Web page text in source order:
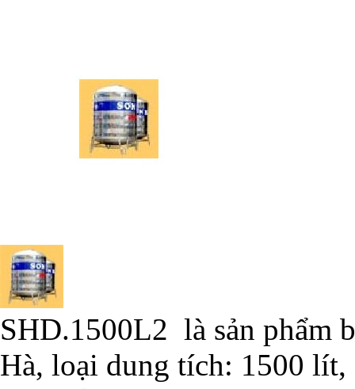
SHD.1500L2 là sản phẩm
Hà, loại dung tích: 1500